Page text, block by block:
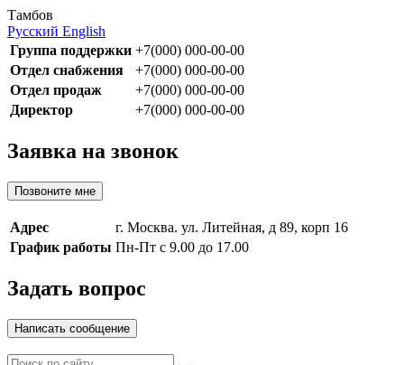
Тамбов
Русский English
Группа поддержки +7(000) 000-00-00
Отдел снабжения
+7(000) 000-00-00
Отдел продаж
+7(000) 000-00-00
Директор
+7(000) 000-00-00
Заявка на звонок
Позвоните мне
Адрес
г. Москва. ул. Литейная, д 89, корп 16
График работы Пн-Пт с 9.00 до 17.00
Задать вопрос
Написать сообщение